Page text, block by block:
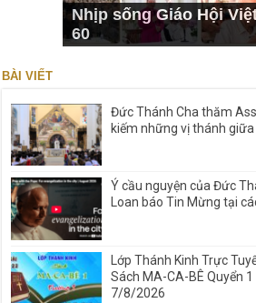
Nhịp sống Giáo Hội
60
BÀI VIẾT
Đức Thánh Cha thăm
kiếm những vị thánh giữa
Ý cầu nguyện của Đức
Loan báo Tin Mừng tại
Lớp Thánh Kinh Trực
Sách MA-CA-BÊ Quyển 1
7/8/2026